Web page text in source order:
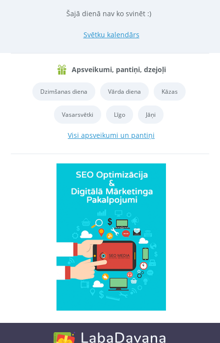
Šajā dienā nav ko svinēt :)
Svētku kalendārs
Apsveikumi, pantiņi, dzejoļi
Dzimšanas diena Vārda diena Kāzas
Vasarsvētki Līgo Jāņi
Visi apsveikumi un pantiņi